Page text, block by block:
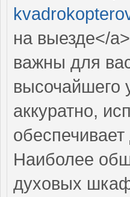
на выезде</
важны для
высочайшего
аккуратно,
Наиболее
духовых